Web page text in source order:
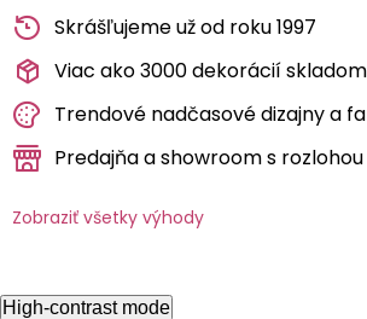
Skrášľujeme už od roku 1997
Viac ako 3000 dekorácií skladom
Trendové nadčasové dizajny a
Predajňa a showroom s
Zobraziť všetky výhody
High-contrast mode